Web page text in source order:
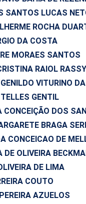
SANTOS LUCAS
ROCHA
DA COSTA
MORAES SANTOS
RAIOL RASSY
VITURINO
GENTIL
CONCEIÇÃO DOS
BRAGA
CONCEICAO DE
DE OLIVEIRA
DE LIMA
COUTO
AZUELOS